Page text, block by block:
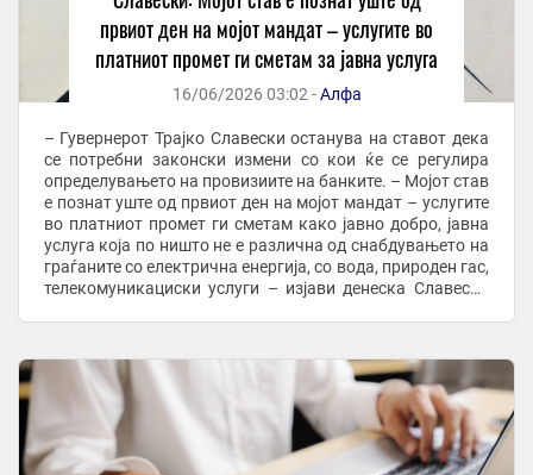
првиот ден на мојот мандат – услугите во
платниот промет ги сметам за јавна услуга
16/06/2026 03:02 -Алфа
– Гувернерот Трајко Славески останува на ставот дека
се потребни законски измени со кои ќе се регулира
определувањето на провизиите на банките. – Мојот став
е познат уште од првиот ден на мојот мандат – услугите
во платниот промет ги сметам како јавно добро, јавна
услуга која по ништо не е различна од снабдувањето на
граѓаните со електрична енергија, со вода, природен гас,
телекомуникациски услуги – изјави денеска Славески